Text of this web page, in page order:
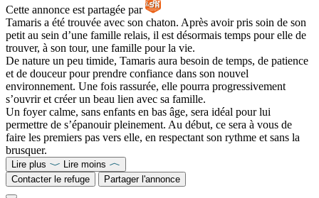
Cette annonce est partagée par
Tamaris a été trouvée avec son chaton. Après avoir pris soin de son
petit au sein d’une famille relais, il est désormais temps pour elle de
trouver, à son tour, une famille pour la vie.
De nature un peu timide, Tamaris aura besoin de temps, de patience
et de douceur pour prendre confiance dans son nouvel
environnement. Une fois rassurée, elle pourra progressivement
s’ouvrir et créer un beau lien avec sa famille.
Un foyer calme, sans enfants en bas âge, sera idéal pour lui
permettre de s’épanouir pleinement. Au début, ce sera à vous de
faire les premiers pas vers elle, en respectant son rythme et sans la
brusquer.
Lire plus
Lire moins
Contacter le refuge
Partager l'annonce